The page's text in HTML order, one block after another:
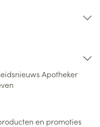
Apotheker
en promoties